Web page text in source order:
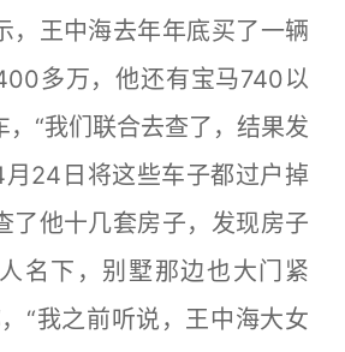
王中海去年年底买了一辆
多万，他还有宝马740以
，“我们联合去查了，结果发
24日将这些车子都过户掉
了他十几套房子，发现房子
名下，别墅那边也大门紧
“我之前听说，王中海大女